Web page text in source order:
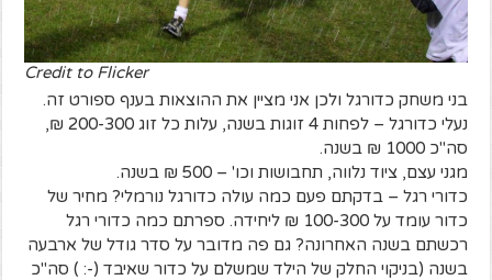
Credit to Flicker
בני משחק כדורגל ולכן אני מציין את ההוצאות בענף ספורט זה.
נעלי כדורגל – לפחות 4 זוגות בשנה, עלות כל זוג 200-300 ₪,
סה"כ 1000 ₪ בשנה.
מגני עצם, ציוד נלווה, תחבושות וכו' – 500 ₪ בשנה.
כדורי רגל – בדקתם פעם כמה עולה כדורגל נורמלי? מחיר של
כדור עומד על 100-300 ₪ ליחידה. ספרתם כמה כדורי רגל
רכשתם בשנה האחרונה? גם פה מדובר על סדר גודל של ארבעה
בשנה (בניקוי החלק של הילד שמשלם על כדור שאיבד (-: ) סה"כ